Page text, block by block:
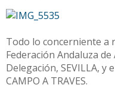
Todo lo concerniente a
Federación Andaluza
Delegación, SEVILLA,
CAMPO A TRAVES.